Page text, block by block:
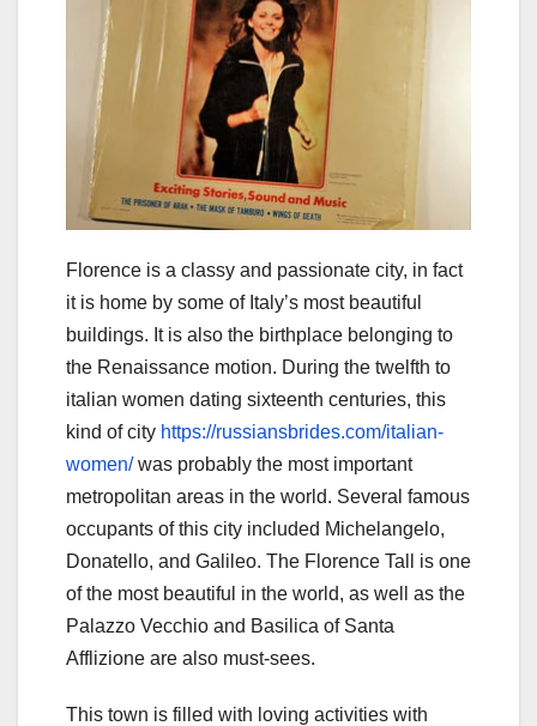
Florence is a classy and passionate city, in fact
it is home by some of Italy’s most beautiful
buildings. It is also the birthplace belonging to
the Renaissance motion. During the twelfth to
italian women dating sixteenth centuries, this
kind of city https://russiansbrides.com/italian-
women/was probably the most important
metropolitan areas in the world. Several famous
occupants of this city included Michelangelo,
Donatello, and Galileo. The Florence Tall is one
of the most beautiful in the world, as well as the
Palazzo Vecchio and Basilica of Santa
Afflizione are also must-sees.
This town is filled with loving activities with